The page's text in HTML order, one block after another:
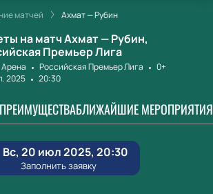
матчей Ахмат — Рубин
на матч Ахмат — Рубин,
Премьер Лига
Российская Премьер Лига
0+
2025
20:30
БЛИЖАЙШИЕ МЕРОПРИЯТИЯ